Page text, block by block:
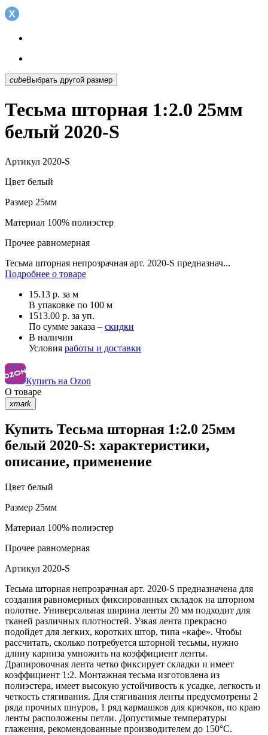
cubeВыбрать другой размер
Тесьма шторная 1:2.0 25мм
белый 2020-S
Артикул 2020-S
Цвет белый
Размер 25мм
Материал 100% полиэстер
Прочее равномерная
Тесьма шторная непрозрачная арт. 2020-S предназнач...
Подробнее о товаре
15.13 р. за м
В упаковке по 100 м
1513.00 р. за уп.
По сумме заказа – скидки
В наличии
Условия работы и доставки
Купить на Ozon
О товаре
xmark
Купить Тесьма шторная 1:2.0 25мм
белый 2020-S: характеристики,
описание, применение
Цвет белый
Размер 25мм
Материал 100% полиэстер
Прочее равномерная
Артикул 2020-S
Тесьма шторная непрозрачная арт. 2020-S предназначена для
создания равномерных фиксированных складок на шторном
полотне. Универсальная ширина ленты 20 мм подходит для
тканей различных плотностей. Узкая лента прекрасно
подойдет для легких, коротких штор, типа «кафе». Чтобы
рассчитать, сколько потребуется шторной тесьмы, нужно
длину карниза умножить на коэффициент ленты.
Драпировочная лента четко фиксирует складки и имеет
коэффициент 1:2. Монтажная тесьма изготовлена из
полиэстера, имеет высокую устойчивость к усадке, легкость и
четкость стягивания. Для стягивания ленты предусмотрены 2
ряда прочных шнуров, 1 ряд кармашков для крючков, по краю
ленты расположены петли. Допустимые температуры
глажения, рекомендованные производителем до 150°C.